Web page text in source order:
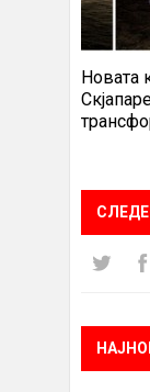
Новата